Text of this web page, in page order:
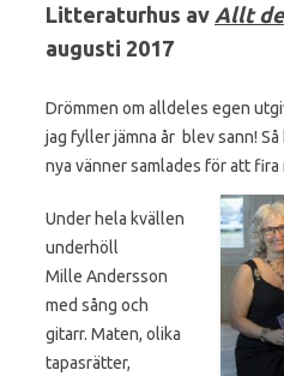
Litteraturhus av Allt
augusti 2017
Drömmen om alldeles egen
jag fyller jämna år blev sann!
nya vänner samlades för att fira
Under hela kvällen
underhöll
Mille Andersson
med sång och
gitarr. Maten, olika
tapasrätter,